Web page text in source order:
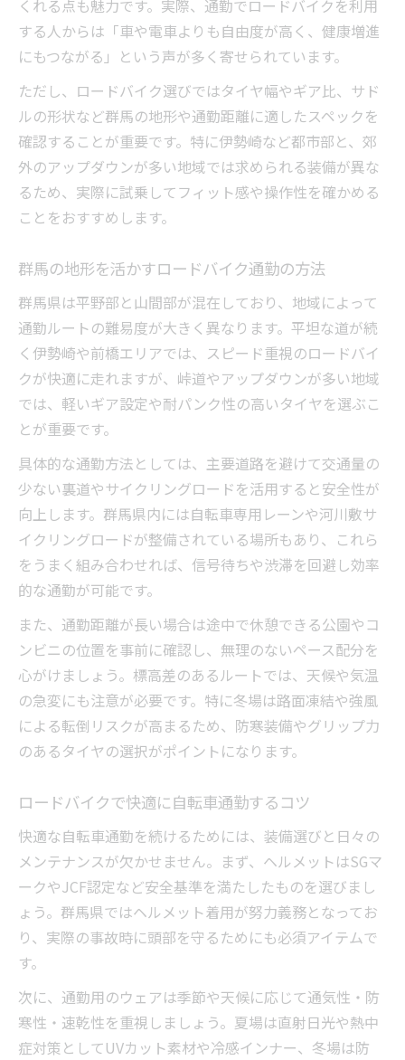
くれる点も魅力です。実際、通勤でロードバイクを利用
する人からは「車や電車よりも自由度が高く、健康増進
にもつながる」という声が多く寄せられています。
ただし、ロードバイク選びではタイヤ幅やギア比、サド
ルの形状など群馬の地形や通勤距離に適したスペックを
確認することが重要です。特に伊勢崎など都市部と、郊
外のアップダウンが多い地域では求められる装備が異な
るため、実際に試乗してフィット感や操作性を確かめる
ことをおすすめします。
群馬の地形を活かすロードバイク通勤の方法
群馬県は平野部と山間部が混在しており、地域によって
通勤ルートの難易度が大きく異なります。平坦な道が続
く伊勢崎や前橋エリアでは、スピード重視のロードバイ
クが快適に走れますが、峠道やアップダウンが多い地域
では、軽いギア設定や耐パンク性の高いタイヤを選ぶこ
とが重要です。
具体的な通勤方法としては、主要道路を避けて交通量の
少ない裏道やサイクリングロードを活用すると安全性が
向上します。群馬県内には自転車専用レーンや河川敷サ
イクリングロードが整備されている場所もあり、これら
をうまく組み合わせれば、信号待ちや渋滞を回避し効率
的な通勤が可能です。
また、通勤距離が長い場合は途中で休憩できる公園やコ
ンビニの位置を事前に確認し、無理のないペース配分を
心がけましょう。標高差のあるルートでは、天候や気温
の急変にも注意が必要です。特に冬場は路面凍結や強風
による転倒リスクが高まるため、防寒装備やグリップ力
のあるタイヤの選択がポイントになります。
ロードバイクで快適に自転車通勤するコツ
快適な自転車通勤を続けるためには、装備選びと日々の
メンテナンスが欠かせません。まず、ヘルメットはSGマ
ークやJCF認定など安全基準を満たしたものを選びまし
ょう。群馬県ではヘルメット着用が努力義務となってお
り、実際の事故時に頭部を守るためにも必須アイテムで
す。
次に、通勤用のウェアは季節や天候に応じて通気性・防
寒性・速乾性を重視しましょう。夏場は直射日光や熱中
症対策としてUVカット素材や冷感インナー、冬場は防